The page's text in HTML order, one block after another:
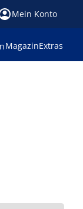
Mein Konto
MagazinExtras